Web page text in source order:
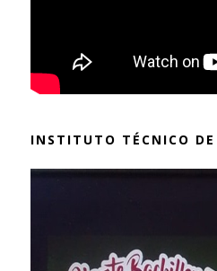
INSTITUTO TÉCNICO